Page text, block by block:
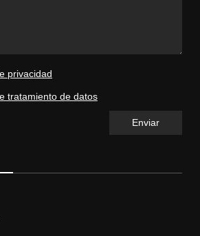
privacidad
tratamiento de datos